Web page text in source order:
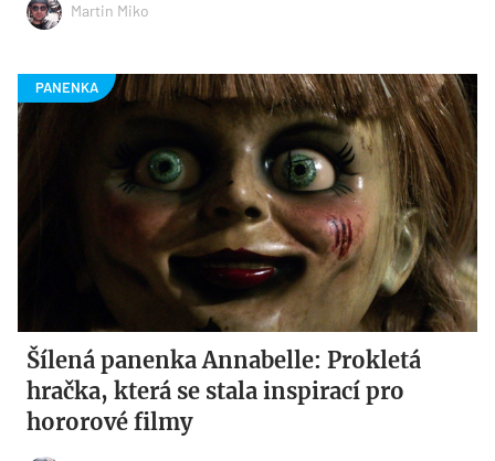
Martin Miko
Šílená panenka Annabelle: Prokletá
hračka, která se stala inspirací pro
hororové filmy